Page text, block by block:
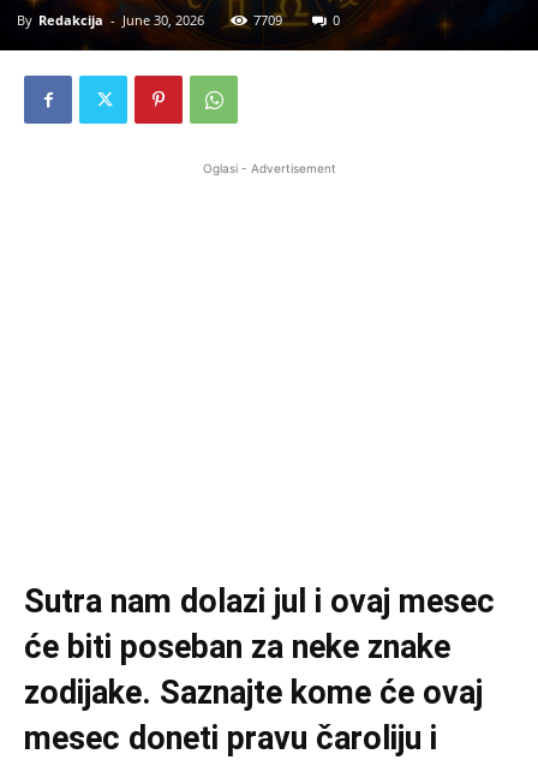
By Redakcija - June 30, 2026 7709 0
Oglasi - Advertisement
Sutra nam dolazi jul i ovaj mesec
će biti poseban za neke znake
zodijake. Saznajte kome će ovaj
mesec doneti pravu čaroliju i